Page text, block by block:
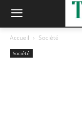
Accueil Société
Société